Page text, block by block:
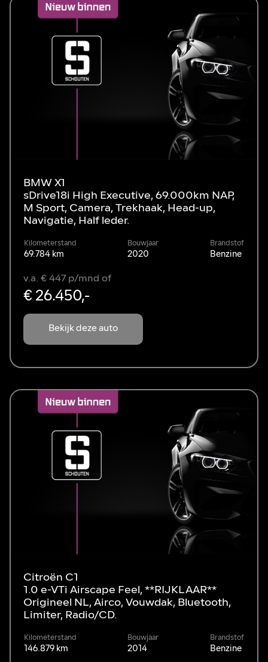
BMW X1
sDrive18i High Executive, 69.000km NAP,
M Sport, Camera, Trekhaak, Head-up,
Navigatie, Half leder.
Kilometerstand
69.784 km
Bouwjaar
2020
Brandstof
Benzine
Bekijk deze auto
v.a. € 447 p/mnd of
€ 26.450,-
Citroën C1
1.0 e-VTi Airscape Feel, **RIJKLAAR**
Origineel NL, Airco, Vouwdak, Bluetooth,
Limiter, Radio/CD.
Kilometerstand
146.879 km
Bouwjaar
2014
Brandstof
Benzine